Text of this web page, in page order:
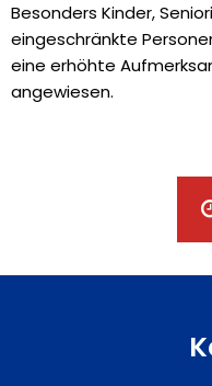
Besonders Kinder,
eingeschränkte
eine erhöhte
angewiesen.